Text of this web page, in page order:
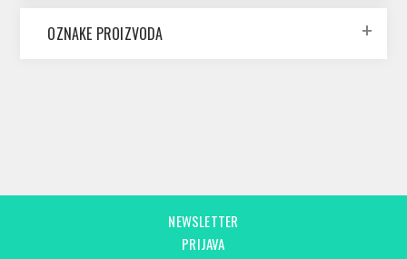
OZNAKE PROIZVODA
NEWSLETTER
PRIJAVA